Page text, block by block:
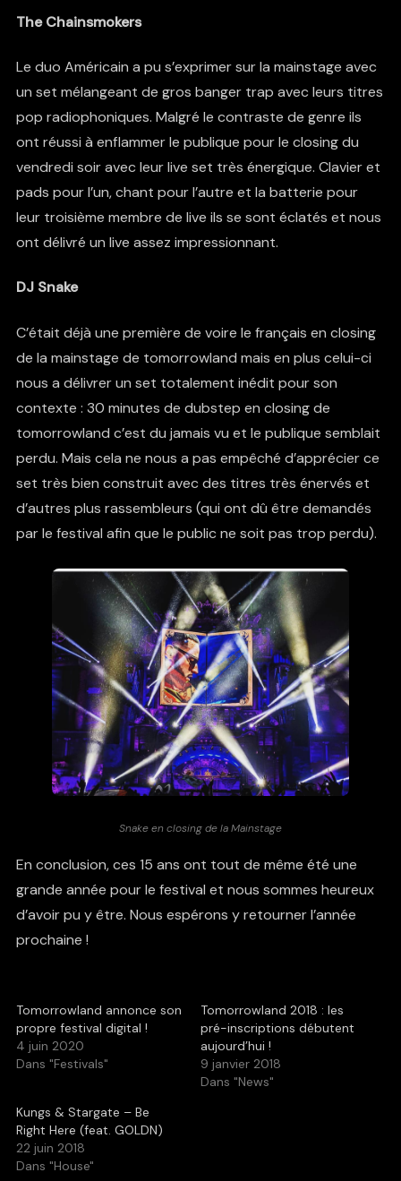
The Chainsmokers
Le duo Américain a pu s’exprimer sur la mainstage avec
un set mélangeant de gros banger trap avec leurs titres
pop radiophoniques. Malgré le contraste de genre ils
ont réussi à enflammer le publique pour le closing du
vendredi soir avec leur live set très énergique. Clavier et
pads pour l’un, chant pour l’autre et la batterie pour
leur troisième membre de live ils se sont éclatés et nous
ont délivré un live assez impressionnant.
DJ Snake
C’était déjà une première de voire le français en closing
de la mainstage de tomorrowland mais en plus celui-ci
nous a délivrer un set totalement inédit pour son
contexte : 30 minutes de dubstep en closing de
tomorrowland c’est du jamais vu et le publique semblait
perdu. Mais cela ne nous a pas empêché d’apprécier ce
set très bien construit avec des titres très énervés et
d’autres plus rassembleurs (qui ont dû être demandés
par le festival afin que le public ne soit pas trop perdu).
Snake en closing de la Mainstage
En conclusion, ces 15 ans ont tout de même été une
grande année pour le festival et nous sommes heureux
d’avoir pu y être. Nous espérons y retourner l’année
prochaine !
Tomorrowland annonce son
propre festival digital !
4 juin 2020
Dans "Festivals"
Tomorrowland 2018 : les
pré-inscriptions débutent
aujourd’hui !
9 janvier 2018
Dans "News"
Kungs & Stargate – Be
Right Here (feat. GOLDN)
22 juin 2018
Dans "House"